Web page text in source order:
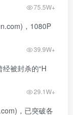
75.5W+
，1080P
39.9W+
被封杀的“H
29.1W+
，已突破各